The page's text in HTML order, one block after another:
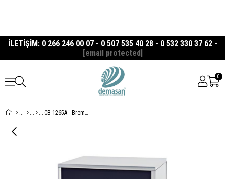
İLETİŞİM: 0 266 246 00 07 - 0 507 535 40 28 - 0 532 330 37 62 -
[email protected]
0
CB-1265A - Brema Buz Makinesi, 65 Kg Kendinden Hazneli, 130 Kg/Gün Kapasiteli